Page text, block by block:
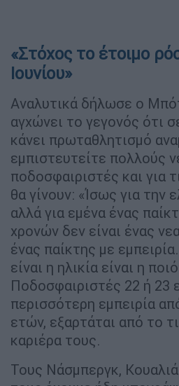
«Στόχος το έτοιμο
Ιουνίου»
Αναλυτικά δήλωσε ο
αγχώνει το γεγονός ότι
κάνει πρωταθλητισμό
εμπιστευτείτε πολλούς
ποδοσφαιριστές και για
θα γίνουν: «Ίσως για την
αλλά για εμένα ένας
χρονών δεν είναι ένας
ένας παίκτης με
είναι η ηλικία είναι η
Ποδοσφαιριστές 22 ή 23
περισσότερη εμπειρία
ετών, εξαρτάται από το
καριέρα τους.
Τους Νάσμπεργκ,